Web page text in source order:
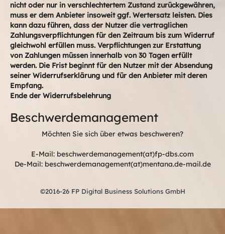
nicht oder nur in verschlechtertem Zustand zurückgewähren,
muss er dem Anbieter insoweit ggf. Wertersatz leisten. Dies
kann dazu führen, dass der Nutzer die vertraglichen
Zahlungsverpflichtungen für den Zeitraum bis zum Widerruf
gleichwohl erfüllen muss. Verpflichtungen zur Erstattung
von Zahlungen müssen innerhalb von 30 Tagen erfüllt
werden. Die Frist beginnt für den Nutzer mit der Absendung
seiner Widerrufserklärung und für den Anbieter mit deren
Empfang.
Ende der Widerrufsbelehrung
Beschwerdemanagement
Möchten Sie sich über etwas beschweren?
E-Mail: beschwerdemanagement(at)fp-dbs.com
De-Mail: beschwerdemanagement(at)mentana.de-mail.de
©2016-26 FP Digital Business Solutions GmbH